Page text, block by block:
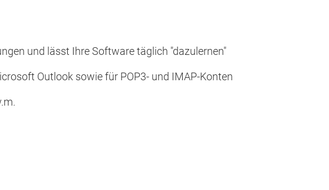
und lässt Ihre Software täglich "dazulernen"
Outlook sowie für POP3- und IMAP-Konten